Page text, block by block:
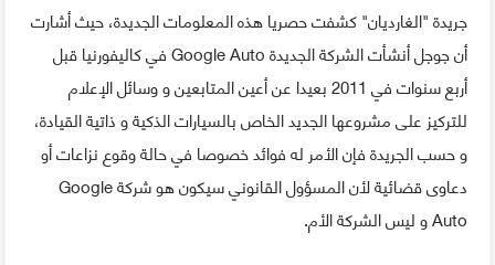
جريدة "الغارديان" كشفت حصريا هذه المعلومات الجديدة، حيث أشارت
أن جوجل أنشأت الشركة الجديدة Google Auto في كاليفورنيا قبل
أربع سنوات في 2011 بعيدا عن أعين المتابعين و وسائل الإعلام
للتركيز على مشروعها الجديد الخاص بالسيارات الذكية و ذاتية القيادة،
و حسب الجريدة فإن الأمر له فوائد خصوصا في حالة وقوع نزاعات أو
دعاوى قضائية لأن المسؤول القانوني سيكون هو شركة Google
Auto و ليس الشركة الأم.